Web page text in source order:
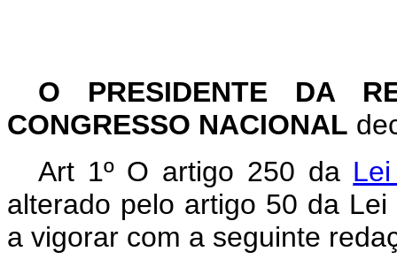
O PRESIDENTE DA
CONGRESSO NACIONAL
Art 1º O artigo 250 da
alterado pelo artigo 50 da
a vigorar com a seguinte